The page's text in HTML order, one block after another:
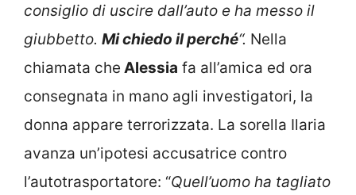
consiglio di uscire dall’auto e ha messo il
giubbetto. Mi chiedo il perché“. Nella
chiamata che Alessia fa all’amica ed ora
consegnata in mano agli investigatori, la
donna appare terrorizzata. La sorella Ilaria
avanza un’ipotesi accusatrice contro
l’autotrasportatore: “Quell’uomo ha tagliato